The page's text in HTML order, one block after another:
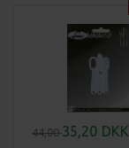
44,0035,20 DKK